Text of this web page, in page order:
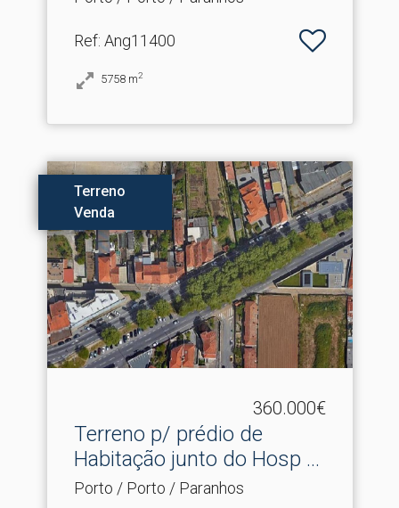
Ref: Ang11400
5758 m2
Terreno
Venda
360.000€
Terreno p/ prédio de
Habitação junto do Hosp .​..
Porto / Porto / Paranhos